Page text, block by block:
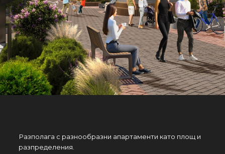
Разполага с разнообразни апартаменти като площ и
разпределения.